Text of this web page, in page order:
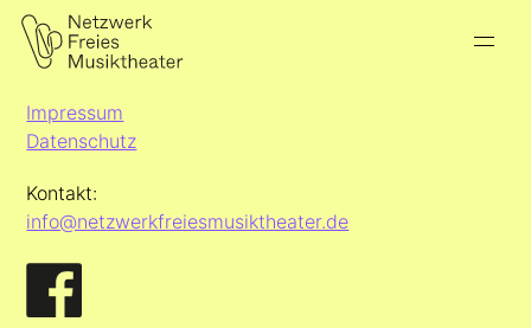
Impressum
Datenschutz
Kontakt:
info@netzwerkfreiesmusiktheater.de